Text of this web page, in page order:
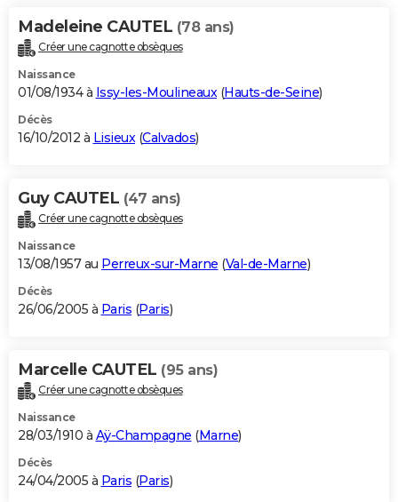
Madeleine CAUTEL (78 ans)
Créer une cagnotte obsèques
Naissance
01/08/1934 à Issy-les-Moulineaux(Hauts-de-Seine)
Décès
16/10/2012 à Lisieux(Calvados)
Guy CAUTEL (47 ans)
Créer une cagnotte obsèques
Naissance
13/08/1957 au Perreux-sur-Marne (Val-de-Marne)
Décès
26/06/2005 à Paris (Paris)
Marcelle CAUTEL (95 ans)
Créer une cagnotte obsèques
Naissance
28/03/1910 à Aÿ-Champagne (Marne)
Décès
24/04/2005 à Paris (Paris)